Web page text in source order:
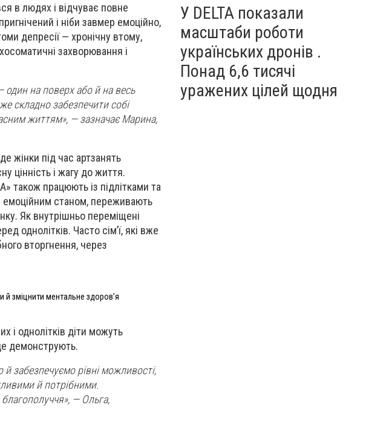
в людях і відчуває повне
і ніби завмер емоційно,
депресії — хронічну втому,
захворювання і
один на поверх або й на весь
складно забезпечити собі
життям», — зазначає Марина,
жінки під час артзанять
цінність і жагу до життя.
також працюють із підлітками та
емоційним станом, переживають
Як внутрішньо переміщені
однолітків. Часто сім’ї, які вже
вторгнення, через
зміцнити ментальне здоровʼя
і однолітків діти можуть
демонструють.
забезпечуємо рівні можливості,
й потрібними.
— Ольга,
У DELTA показали
масштаби роботи
українських дронів .
Понад 6,6 тисячі
уражених цілей щодня